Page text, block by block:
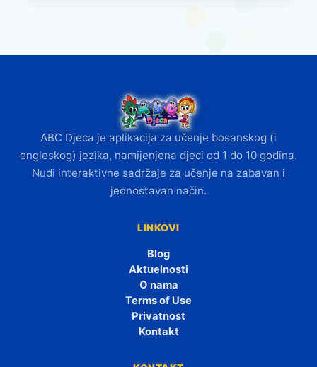
ABC Djeca je aplikacija za učenje bosanskog (i
engleskog) jezika, namijenjena djeci od 1 do 10 godina.
Nudi interaktivne sadržaje za učenje na zabavan i
jednostavan način.
LINKOVI
Blog
Aktuelnosti
O nama
Terms of Use
Privatnost
Kontakt